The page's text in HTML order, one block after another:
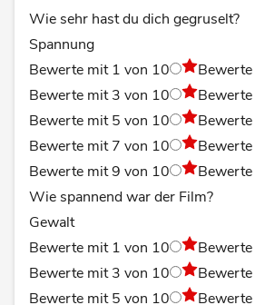
Wie sehr hast du dich gegruselt?
Spannung
Bewerte mit 1 von 10
Bewerte mit 3 von 10
Bewerte mit 5 von 10
Bewerte mit 7 von 10
Bewerte mit 9 von 10
Wie spannend war der Film?
Gewalt
Bewerte mit 1 von 10
Bewerte mit 3 von 10
Bewerte mit 5 von 10